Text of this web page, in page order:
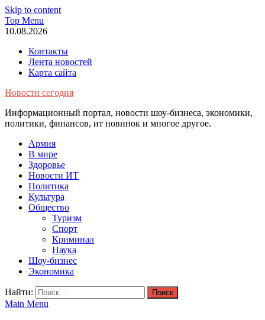
Skip to content
Top Menu
10.08.2026
Контакты
Лента новостей
Карта сайта
Новости сегодня
Информационный портал, новости шоу-бизнеса, экономики,
политики, финансов, ит новинок и многое другое.
Армия
В мире
Здоровье
Новости ИТ
Политика
Культура
Общество
Туризм
Спорт
Криминал
Наука
Шоу-бизнес
Экономика
Найти:
Main Menu